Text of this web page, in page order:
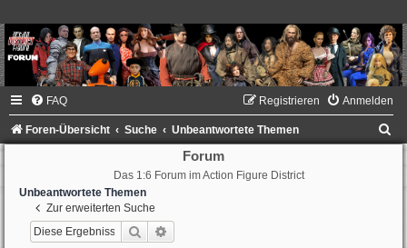
FAQ Anmelden
Registrieren
Foren-Übersicht Suche Unbeantwortete Themen
Forum
Das 1:6 Forum im Action Figure District
Unbeantwortete Themen
Zur erweiterten Suche
Suche